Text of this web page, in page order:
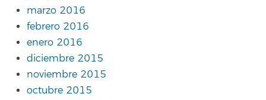
marzo 2016
febrero 2016
enero 2016
diciembre 2015
noviembre 2015
octubre 2015